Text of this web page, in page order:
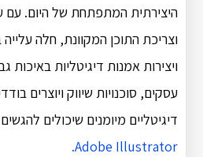
היצירתית המתפתחת של היום. עם
וצריכת התוכן המקוונת, חלה עלייה
ויצירות אמנות דיגיטליות
עסקים, סוכנויות שיווק ויוצרים
דיגיטליים מיומנים שיכולים
Adobe Illustrator.